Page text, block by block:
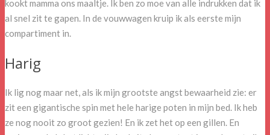
kookt mamma ons maaltje. Ik ben zo moe van alle indrukken dat ik
al snel zit te gapen. In de vouwwagen kruip ik als eerste mijn
compartiment in.
Harig
Ik lig nog maar net, als ik mijn grootste angst bewaarheid zie: er
zit een gigantische spin met hele harige poten in mijn bed. Ik heb
ze nog nooit zo groot gezien! En ik zet het op een gillen. En